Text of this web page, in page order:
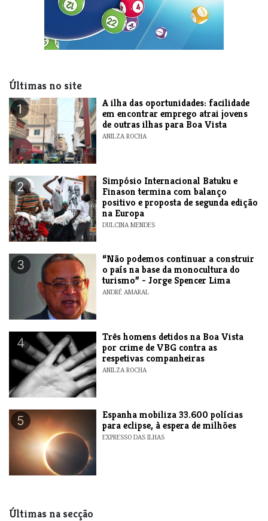
Últimas no site
1
A ilha das oportunidades: facilidade
em encontrar emprego atrai jovens
de outras ilhas para Boa Vista
ANILZA ROCHA
2
Simpósio Internacional Batuku e
Finason termina com balanço
positivo e proposta de segunda edição
na Europa
DULCINA MENDES
3
“Não podemos continuar a construir
o país na base da monocultura do
turismo” - Jorge Spencer Lima
ANDRÉ AMARAL
4
Três homens detidos na Boa Vista
por crime de VBG contra as
respetivas companheiras
ANILZA ROCHA
5
Espanha mobiliza 33.600 polícias
para eclipse, à espera de milhões
EXPRESSO DAS ILHAS
Últimas na secção